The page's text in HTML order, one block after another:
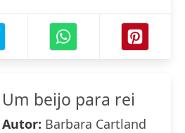
Um beijo para rei
Autor: Barbara Cartland